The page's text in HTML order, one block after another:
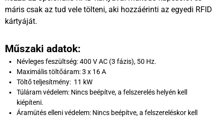
máris csak az tud vele tölteni, aki hozzáérinti az egyedi RFID
kártyáját.
Műszaki adatok:
Névleges feszültség: 400 V AC (3 fázis), 50 Hz.
Maximális töltőáram: 3 x 16 A
Töltő teljesítmény: 11 kW
Túláram védelem: Nincs beépítve, a felszerelés helyén kell
kiépíteni.
Áramütés elleni védelem: Nincs beépítve, a felszereléskor kell